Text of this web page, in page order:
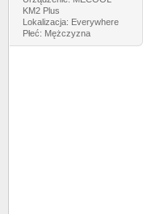
KM2 Plus
Lokalizacja: Everywhere
Płeć: Mężczyzna